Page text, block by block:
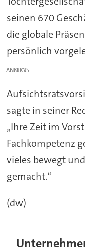
seinen 670
die globale
persönlich
ANZEIGE
sagte in seiner
„Ihre Zeit im
Fachkompetenz
vieles bewegt
gemacht.“
(dw)